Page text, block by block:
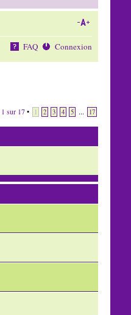
FAQ Connexion
1 sur 17• 1 2 3 4 5 ... 17